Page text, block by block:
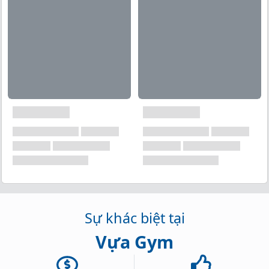
Sự khác biệt tại
Vựa Gym